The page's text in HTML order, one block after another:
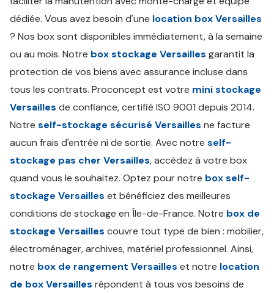
dédiée. Vous avez besoin d'une location box Versailles
? Nos box sont disponibles immédiatement, à la semaine
ou au mois. Notre box stockage Versailles garantit la
protection de vos biens avec assurance incluse dans
tous les contrats. Proconcept est votre mini stockage
Versailles de confiance, certifié ISO 9001 depuis 2014.
Notre self-stockage sécurisé Versailles ne facture
aucun frais d'entrée ni de sortie. Avec notre self-
stockage pas cher Versailles, accédez à votre box
quand vous le souhaitez. Optez pour notre box self-
stockage Versailles et bénéficiez des meilleures
conditions de stockage en Île-de-France. Notre box de
stockage Versailles couvre tout type de bien : mobilier,
électroménager, archives, matériel professionnel. Ainsi,
notre box de rangement Versailles et notre location
de box Versailles répondent à tous vos besoins de